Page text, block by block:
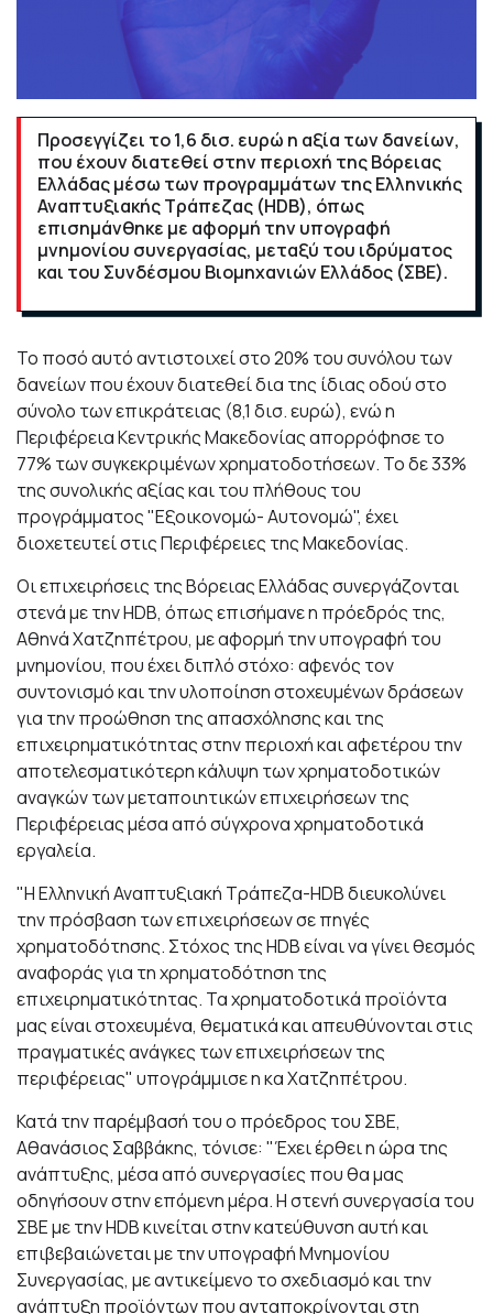
Προσεγγίζει το 1,6 δισ. ευρώ η αξία των δανείων,
που έχουν διατεθεί στην περιοχή της Βόρειας
Ελλάδας μέσω των προγραμμάτων της Ελληνικής
Αναπτυξιακής Τράπεζας (HDB), όπως
επισημάνθηκε με αφορμή την υπογραφή
μνημονίου συνεργασίας, μεταξύ του ιδρύματος
και του Συνδέσμου Βιομηχανιών Ελλάδος (ΣΒΕ).
Το ποσό αυτό αντιστοιχεί στο 20% του συνόλου των
δανείων που έχουν διατεθεί δια της ίδιας οδού στο
σύνολο των επικράτειας (8,1 δισ. ευρώ), ενώ η
Περιφέρεια Κεντρικής Μακεδονίας απορρόφησε το
77% των συγκεκριμένων χρηματοδοτήσεων. Το δε 33%
της συνολικής αξίας και του πλήθους του
προγράμματος "Εξοικονομώ- Αυτονομώ", έχει
διοχετευτεί στις Περιφέρειες της Μακεδονίας.
Οι επιχειρήσεις της Βόρειας Ελλάδας συνεργάζονται
στενά με την HDB, όπως επισήμανε η πρόεδρός της,
Αθηνά Χατζηπέτρου, με αφορμή την υπογραφή του
μνημονίου, που έχει διπλό στόχο: αφενός τον
συντονισμό και την υλοποίηση στοχευμένων δράσεων
για την προώθηση της απασχόλησης και της
επιχειρηματικότητας στην περιοχή και αφετέρου την
αποτελεσματικότερη κάλυψη των χρηματοδοτικών
αναγκών των μεταποιητικών επιχειρήσεων της
Περιφέρειας μέσα από σύγχρονα χρηματοδοτικά
εργαλεία.
"Η Ελληνική Αναπτυξιακή Τράπεζα-HDB διευκολύνει
την πρόσβαση των επιχειρήσεων σε πηγές
χρηματοδότησης. Στόχος της HDB είναι να γίνει θεσμός
αναφοράς για τη χρηματοδότηση της
επιχειρηματικότητας. Τα χρηματοδοτικά προϊόντα
μας είναι στοχευμένα, θεματικά και απευθύνονται στις
πραγματικές ανάγκες των επιχειρήσεων της
περιφέρειας" υπογράμμισε η κα Χατζηπέτρου.
Κατά την παρέμβασή του ο πρόεδρος του ΣΒΕ,
Αθανάσιος Σαββάκης, τόνισε: "Έχει έρθει η ώρα της
ανάπτυξης, μέσα από συνεργασίες που θα μας
οδηγήσουν στην επόμενη μέρα. Η στενή συνεργασία του
ΣΒΕ με την HDB κινείται στην κατεύθυνση αυτή και
επιβεβαιώνεται με την υπογραφή Μνημονίου
Συνεργασίας, με αντικείμενο το σχεδιασμό και την
ανάπτυξη προϊόντων που ανταποκρίνονται στη